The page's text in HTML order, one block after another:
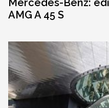
Mercedes-Benz:
AMG A 45 S